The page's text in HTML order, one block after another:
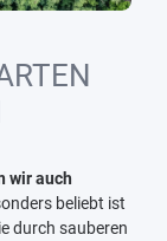
wir auch
beliebt ist
durch sauberen